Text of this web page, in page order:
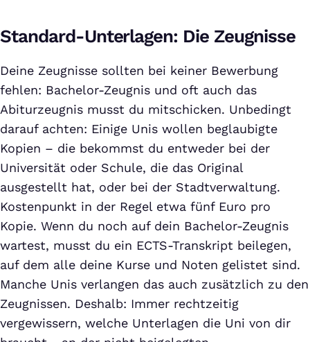
Standard-Unterlagen: Die Zeugnisse
Deine Zeugnisse sollten bei keiner Bewerbung
fehlen: Bachelor-Zeugnis und oft auch das
Abiturzeugnis musst du mitschicken. Unbedingt
darauf achten: Einige Unis wollen beglaubigte
Kopien – die bekommst du entweder bei der
Universität oder Schule, die das Original
ausgestellt hat, oder bei der Stadtverwaltung.
Kostenpunkt in der Regel etwa fünf Euro pro
Kopie. Wenn du noch auf dein Bachelor-Zeugnis
wartest, musst du ein ECTS-Transkript beilegen,
auf dem alle deine Kurse und Noten gelistet sind.
Manche Unis verlangen das auch zusätzlich zu den
Zeugnissen. Deshalb: Immer rechtzeitig
vergewissern, welche Unterlagen die Uni von dir